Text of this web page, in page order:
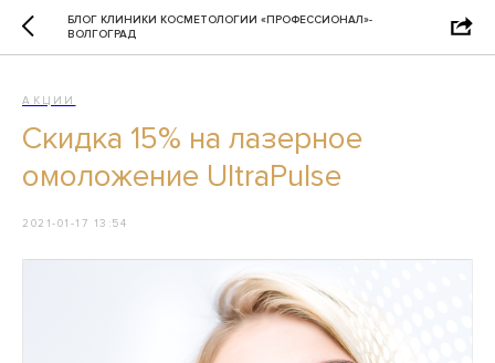
БЛОГ КЛИНИКИ КОСМЕТОЛОГИИ «ПРОФЕССИОНАЛ»-
ВОЛГОГРАД
АКЦИИ
Скидка 15% на лазерное
омоложение UltraPulse
2021-01-17 13:54